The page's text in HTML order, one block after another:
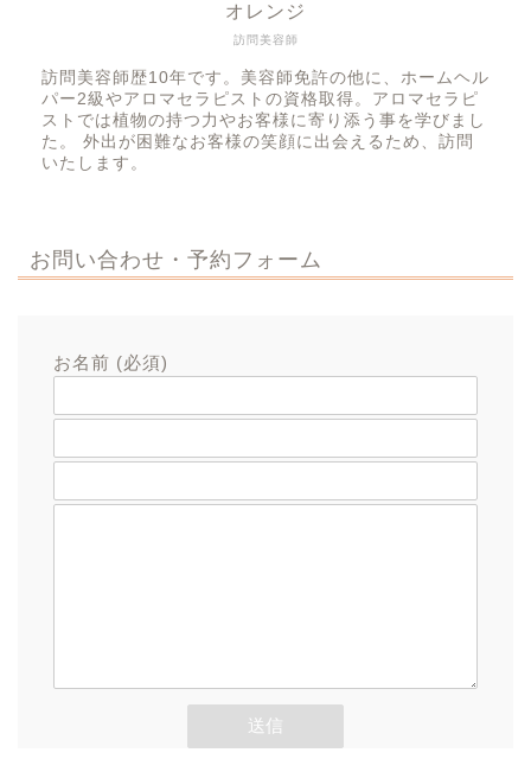
訪問美容師
オレンジ
訪問美容師歴10年です。美容師免許の他に、ホームヘル
パー2級やアロマセラピストの資格取得。アロマセラピ
ストでは植物の持つ力やお客様に寄り添う事を学びまし
た。 外出が困難なお客様の笑顔に出会えるため、訪問
いたします。
お問い合わせ・予約フォーム
お名前 (必須)